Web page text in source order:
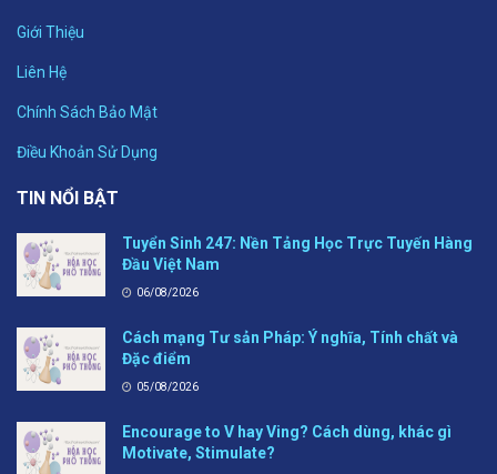
Giới Thiệu
Liên Hệ
Chính Sách Bảo Mật
Điều Khoản Sử Dụng
TIN NỔI BẬT
Tuyển Sinh 247: Nền Tảng Học Trực Tuyến Hàng
Đầu Việt Nam
06/08/2026
Cách mạng Tư sản Pháp: Ý nghĩa, Tính chất và
Đặc điểm
05/08/2026
Encourage to V hay Ving? Cách dùng, khác gì
Motivate, Stimulate?